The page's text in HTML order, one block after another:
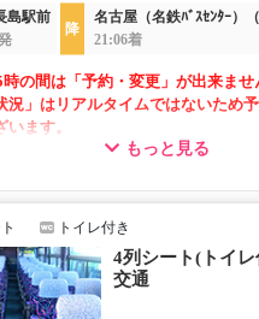
島駅前
名古屋（名鉄ﾊﾞｽｾﾝﾀｰ）（
21:06着
時の間は「予約・変更」が出来ませ
況」はリアルタイムではないため
ます。
移動でも安心の車内トイレあり
ポート付き
時換気、車内を清掃、除菌
もっと見る
トイレ付き
4列シート(トイ
交通